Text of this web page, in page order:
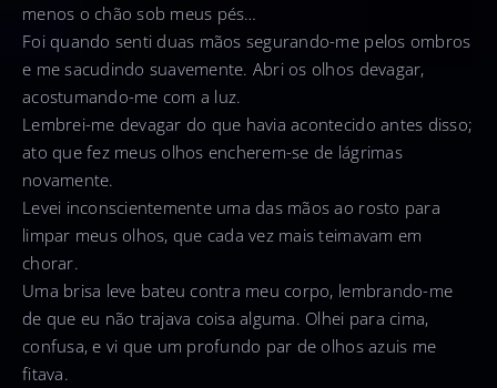
menos o chão sob meus pés…
Foi quando senti duas mãos segurando-me pelos ombros
e me sacudindo suavemente. Abri os olhos devagar,
acostumando-me com a luz.
Lembrei-me devagar do que havia acontecido antes disso;
ato que fez meus olhos encherem-se de lágrimas
novamente.
Levei inconscientemente uma das mãos ao rosto para
limpar meus olhos, que cada vez mais teimavam em
chorar.
Uma brisa leve bateu contra meu corpo, lembrando-me
de que eu não trajava coisa alguma. Olhei para cima,
confusa, e vi que um profundo par de olhos azuis me
fitava.